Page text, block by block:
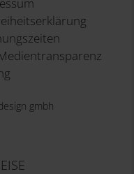
gmbh